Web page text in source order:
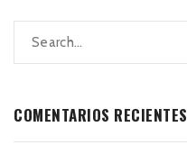
COMENTARIOS RECIENTES